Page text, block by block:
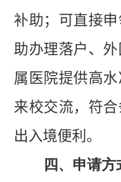
补助；可直接
助办理落户、
属医院提供高
来校交流，符
出入境便利。
四、申请方